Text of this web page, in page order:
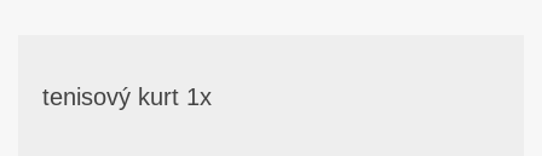
tenisový kurt 1x